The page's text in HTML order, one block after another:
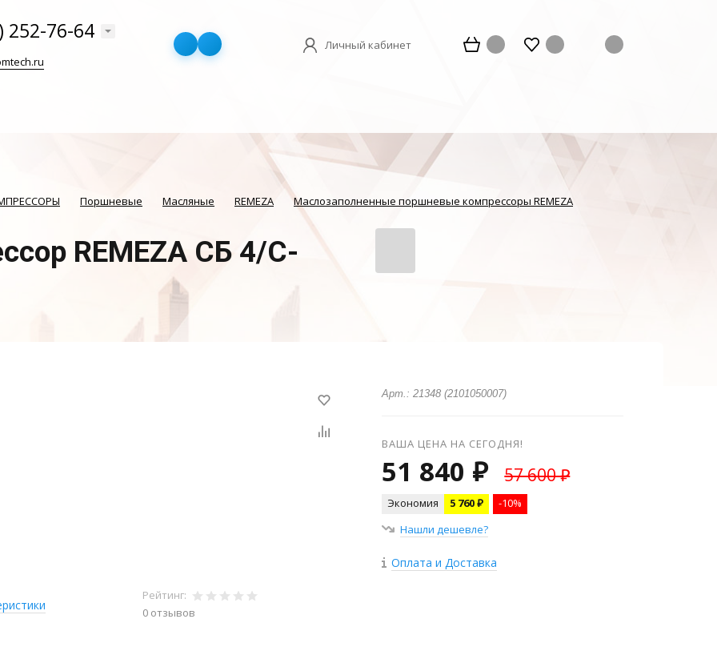
252-76-64
Личный кабинет
Поршневые Масляные REMEZA Маслозаполненные поршневые компрессоры REMEZA
REMEZA СБ 4/С-
Рейтинг:
0 отзывов
Арт.: 21348 (2101050007)
ВАША ЦЕНА НА СЕГОДНЯ!
51 840 ₽ 57 600 ₽
Экономия 5 760 ₽
-10%
Нашли дешевле?
Оплата и Доставка